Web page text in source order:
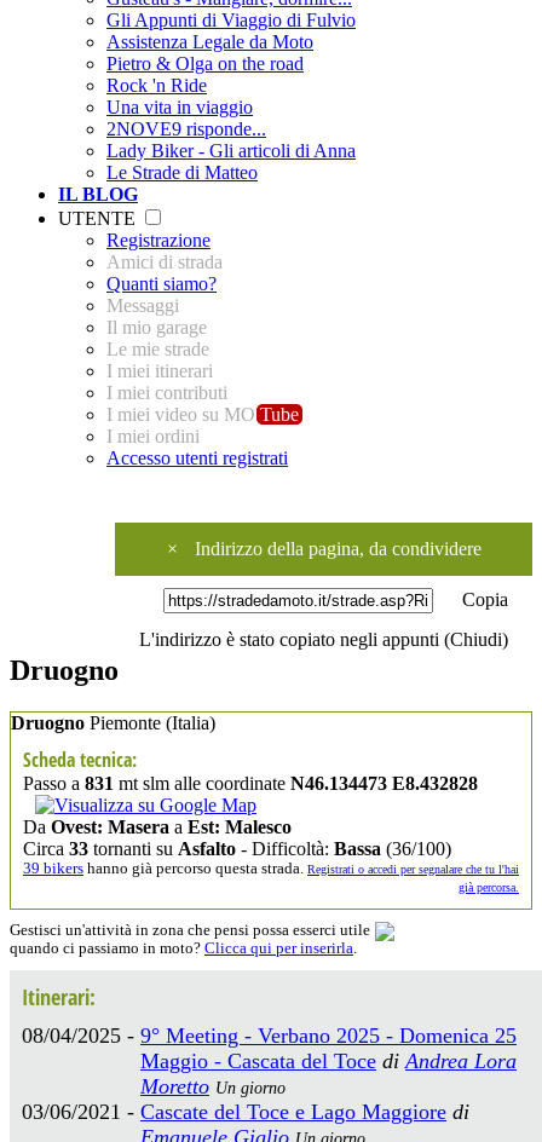
Gli Appunti di Viaggio di Fulvio
Assistenza Legale da Moto
Pietro & Olga on the road
Rock 'n Ride
Una vita in viaggio
2NOVE9 risponde...
Lady Biker - Gli articoli di Anna
Le Strade di Matteo
IL BLOG
UTENTE
Registrazione
Amici di strada
Quanti siamo?
Messaggi
Il mio garage
Le mie strade
I miei itinerari
I miei contributi
I miei video su MO Tube
I miei ordini
Accesso utenti registrati
× Indirizzo della pagina, da condividere
Copia
L'indirizzo è stato copiato negli appunti (Chiudi)
Druogno
Druogno Piemonte (Italia)
Scheda tecnica:
Passo a 831 mt slm alle coordinate N46.134473 E8.432828
Da Ovest: Masera a Est: Malesco
Circa 33 tornanti su Asfalto - Difficoltà: Bassa (36/100)
39 bikers hanno già percorso questa strada. Registrati o accedi per segnalare che tu l'hai
già percorsa.
Gestisci un'attività in zona che pensi possa esserci utile
quando ci passiamo in moto? Clicca qui per inserirla.
Itinerari:
08/04/2025 - 9° Meeting - Verbano 2025 - Domenica 25
Maggio - Cascata del Toce di Andrea Lora
Moretto Un giorno
03/06/2021 - Cascate del Toce e Lago Maggiore di
Emanuele Giglio